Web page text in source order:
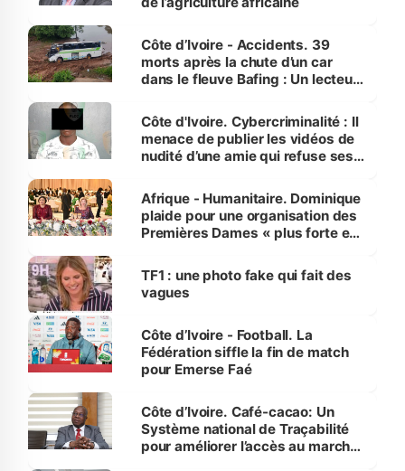
Côte d’Ivoire - Accidents. 39
morts après la chute d’un car
dans le fleuve Bafing : Un lecteur
des Transports
Côte d'Ivoire. Cybercriminalité : Il
menace de publier les vidéos de
nudité d’une amie qui refuse ses
Afrique - Humanitaire. Dominique
plaide pour une organisation des
Premières Dames « plus forte et
sur la scène internationale »
TF1 : une photo fake qui fait des
vagues
Côte d’Ivoire - Football. La
Fédération siffle la fin de match
pour Emerse Faé
Côte d’Ivoire. Café-cacao: Un
Système national de Traçabilité
pour améliorer l’accès au marché